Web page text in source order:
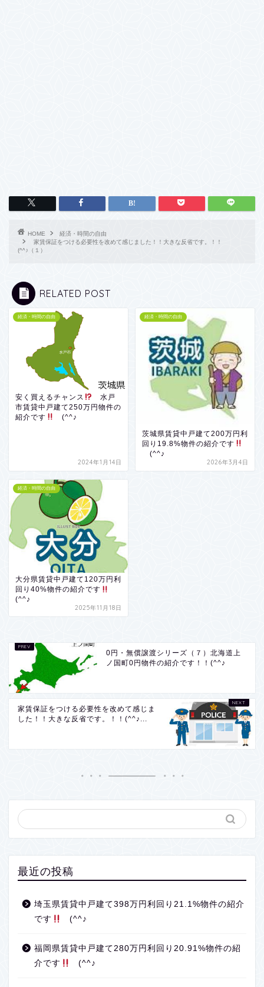
HOME
経済・時間の自由
家賃保証をつける必要性を改めて感じました！！大きな反省です。！！
(^^♪（１）
RELATED POST
経済・時間の自由
安く買えるチャンス
水戸
市賃貸中戸建て250万円物件の
紹介です
(^^♪
2024年1月14日
経済・時間の自由
茨城県賃貸中戸建て200万円利
回り19.8%物件の紹介です
(^^♪
2026年3月4日
経済・時間の自由
大分県賃貸中戸建て120万円利
回り40%物件の紹介です
(^^♪
2025年11月18日
0円・無償譲渡シリーズ（７）北海道上
ノ国町0円物件の紹介です！！(^^♪
家賃保証をつける必要性を改めて感じま
した！！大きな反省です。！！(^^♪...
最近の投稿
埼玉県賃貸中戸建て398万円利回り21.1%物件の紹介
です
(^^♪
福岡県賃貸中戸建て280万円利回り20.91%物件の紹
介です
(^^♪